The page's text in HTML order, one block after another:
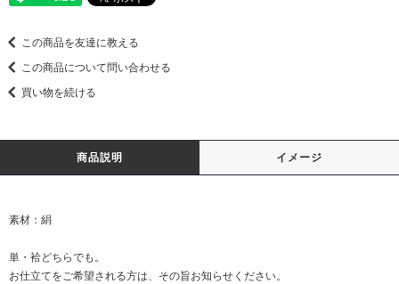
この商品を友達に教える
この商品について問い合わせる
買い物を続ける
商品説明 イメージ
素材：絹
単・袷どちらでも。
お仕立てをご希望される方は、その旨お知らせください。